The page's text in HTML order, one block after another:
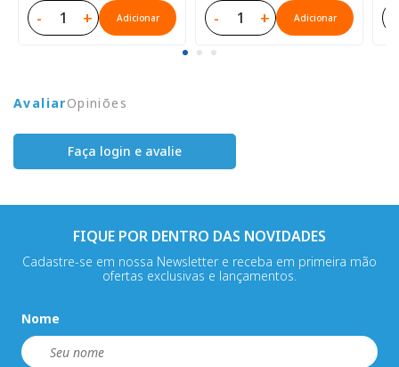
- + Adicionar - + Adicionar
AvaliarOpiniões
Faça login e avalie
FIQUE POR DENTRO DAS NOVIDADES
Cadastre-se em nossa Newsletter e receba em primeira mão
ofertas exclusivas e lançamentos.
Nome